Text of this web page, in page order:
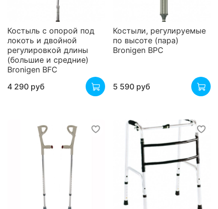
Костыль с опорой под
локоть и двойной
регулировкой длины
(большие и средние)
Bronigen BFC
4 290 руб
Костыли, регулируемые
по высоте (пара)
Bronigen BPC
5 590 руб